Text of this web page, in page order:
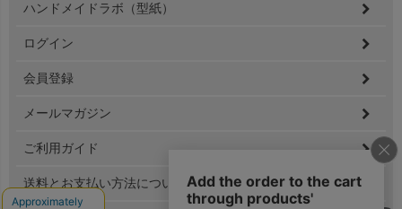
ハンドメイドラボ（型紙）
ログイン
会員登録
メールマガジン
ご利用ガイド
送料とお支払い方法について